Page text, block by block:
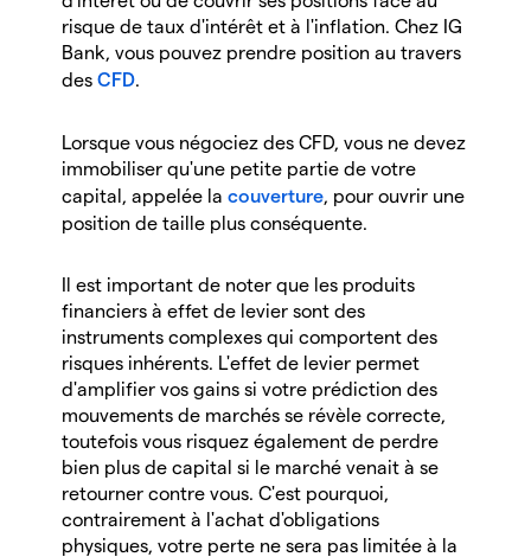
risque de taux d'intérêt et à l'inflation. Chez IG
Bank, vous pouvez prendre position au travers
des CFD.
Lorsque vous négociez des CFD, vous ne devez
immobiliser qu'une petite partie de votre
capital, appelée la couverture, pour ouvrir une
position de taille plus conséquente.
Il est important de noter que les produits
financiers à effet de levier sont des
instruments complexes qui comportent des
risques inhérents. L'effet de levier permet
d'amplifier vos gains si votre prédiction des
mouvements de marchés se révèle correcte,
toutefois vous risquez également de perdre
bien plus de capital si le marché venait à se
retourner contre vous. C'est pourquoi,
contrairement à l'achat d'obligations
physiques, votre perte ne sera pas limitée à la